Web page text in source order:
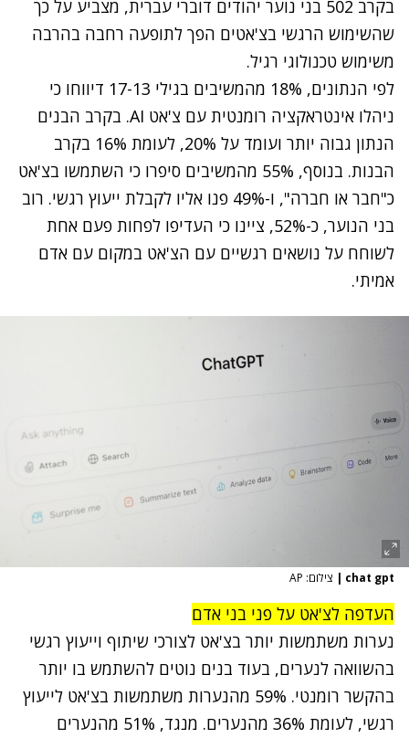
בקרב 502 בני נוער יהודים דוברי עברית, מצביע על כך
שהשימוש הרגשי בצ'אטים הפך לתופעה רחבה בהרבה
משימוש טכנולוגי רגיל.
לפי הנתונים, 18% מהמשיבים בגילי 17-13 דיווחו כי
ניהלו אינטראקציה רומנטית עם צ'אט AI. בקרב הבנים
הנתון גבוה יותר ועומד על 20%, לעומת 16% בקרב
הבנות. בנוסף, 55% מהמשיבים סיפרו כי השתמשו בצ'אט
כ"חבר או חברה", ו-49% פנו אליו לקבלת ייעוץ רגשי. רוב
בני הנוער, כ-52%, ציינו כי העדיפו לפחות פעם אחת
לשוחח על נושאים רגשיים עם הצ'אט במקום עם אדם
אמיתי.
chat gpt
| צילום: AP
העדפה לצ'אט על פני בני אדם
נערות משתמשות יותר בצ'אט לצורכי שיתוף וייעוץ רגשי
בהשוואה לנערים, בעוד בנים נוטים להשתמש בו יותר
בהקשר רומנטי. 59% מהנערות משתמשות בצ'אט לייעוץ
רגשי, לעומת 36% מהנערים. מנגד, 51% מהנערים